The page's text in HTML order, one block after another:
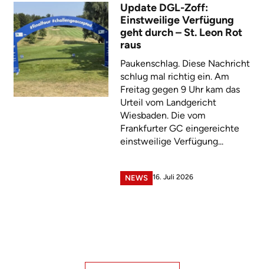
Update DGL-Zoff:
Einstweilige Verfügung
geht durch – St. Leon Rot
raus
Paukenschlag. Diese Nachricht
schlug mal richtig ein. Am
Freitag gegen 9 Uhr kam das
Urteil vom Landgericht
Wiesbaden. Die vom
Frankfurter GC eingereichte
einstweilige Verfügung...
NEWS 16. Juli 2026